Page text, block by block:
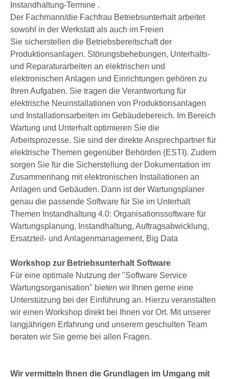
Instandhaltung-Termine .
Der Fachmann/die Fachfrau Betriebsunterhalt arbeitet
sowohl in der Werkstatt als auch im Freien
Sie sicherstellen die Betriebsbereitschaft der
Produktionsanlagen. Störungsbehebungen, Unterhalts-
und Reparaturarbeiten an elektrischen und
elektronischen Anlagen und Einrichtungen gehören zu
Ihren Aufgaben. Sie tragen die Verantwortung für
elektrische Neuinstallationen von Produktionsanlagen
und Installationsarbeiten im Gebäudebereich. Im Bereich
Wartung und Unterhalt optimieren Sie die
Arbeitsprozesse. Sie sind der direkte Ansprechpartner für
elektrische Themen gegenüber Behörden (ESTI). Zudem
sorgen Sie für die Sicherstellung der Dokumentation im
Zusammenhang mit elektronischen Installationen an
Anlagen und Gebäuden. Dann ist der Wartungsplaner
genau die passende Software für Sie im Unterhalt
Themen Instandhaltung 4.0: Organisationssoftware für
Wartungsplanung, Instandhaltung, Auftragsabwicklung,
Ersatzteil- und Anlagenmanagement, Big Data
Workshop zur Betriebsunterhalt Software
Für eine optimale Nutzung der "Software Service
Wartungsorganisation" bieten wir Ihnen gerne eine
Unterstützung bei der Einführung an. Hierzu veranstalten
wir einen Workshop direkt bei Ihnen vor Ort. Mit unserer
langjährigen Erfahrung und unserem geschulten Team
beraten wir Sie gerne bei allen Fragen.
Wir vermitteln Ihnen die Grundlagen im Umgang mit